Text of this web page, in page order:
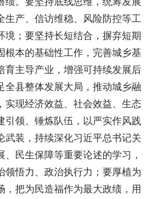
生产、信访维稳、风险防控等工
境；要坚持长短结合，摒弃短期
根本的基础性工作，完善城乡基
育主导产业，增强可持续发展后
全县整体发展大局，推动城乡融
实现经济效益、社会效益、生态
引领、锤炼队伍，以严实作风践
武装，持续深化习近平总书记关
民生保障等重要论述的学习，
领悟力、政治执行力；要厚植为
，把为民造福作为最大政绩，用